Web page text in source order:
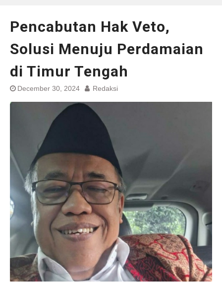
Pencabutan Hak Veto,
Solusi Menuju Perdamaian
di Timur Tengah
December 30, 2024 Redaksi